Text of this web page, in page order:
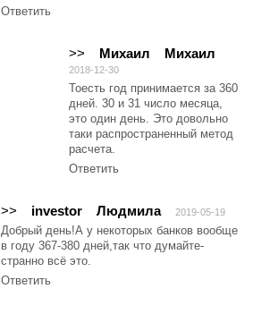
Ответить
Михаил
>> Михаил
2018-12-30
Тоесть год принимается за 360
дней. 30 и 31 число месяца,
это один день. Это довольно
таки распространенный метод
расчета.
Ответить
Людмила
>> investor 2019-05-19
Добрый день!А у некоторых банков вообще
в году 367-380 дней,так что думайте-
странно всё это.
Ответить